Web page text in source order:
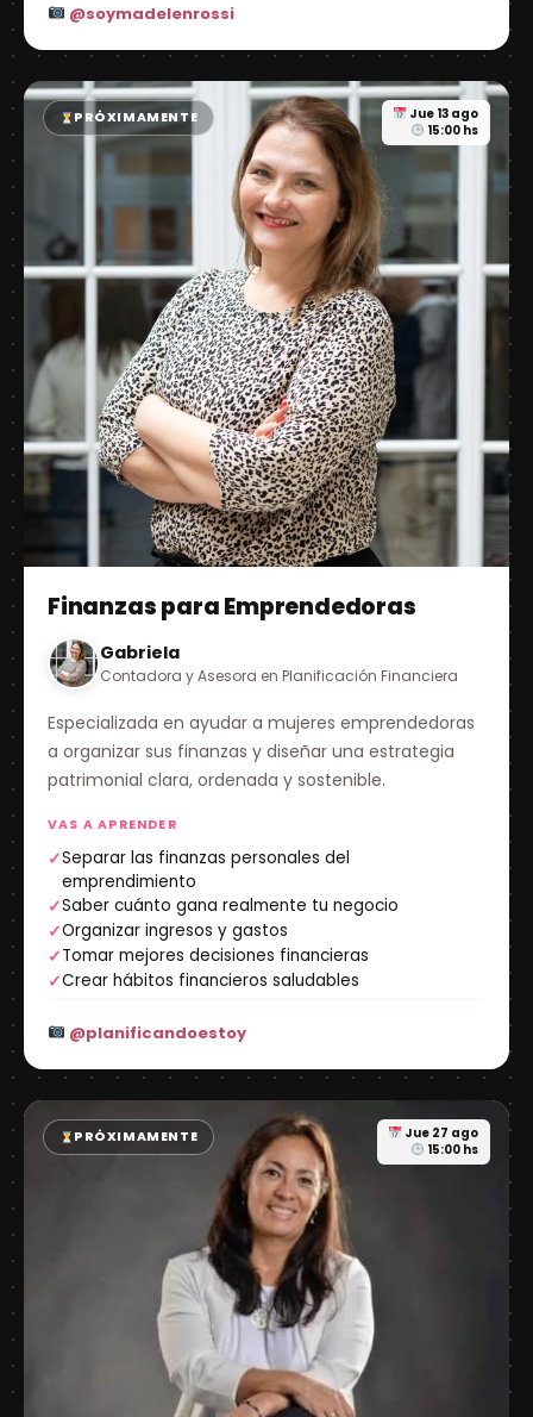
@soymadelenrossi
PRÓXIMAMENTE
Jue 13 ago
15:00 hs
Finanzas para Emprendedoras
Gabriela
Contadora y Asesora en Planificación Financiera
Especializada en ayudar a mujeres emprendedoras
a organizar sus finanzas y diseñar una estrategia
patrimonial clara, ordenada y sostenible.
VAS A APRENDER
✓Separar las finanzas personales del
emprendimiento
✓Saber cuánto gana realmente tu negocio
✓Organizar ingresos y gastos
✓Tomar mejores decisiones financieras
✓Crear hábitos financieros saludables
@planificandoestoy
PRÓXIMAMENTE
Jue 27 ago
15:00 hs